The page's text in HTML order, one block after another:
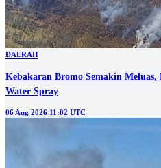
DAERAH
Kebakaran Bromo Semakin
Water Spray
06 Aug 2026 11:02 UTC